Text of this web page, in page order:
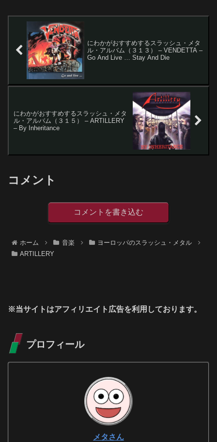
にわかがおすすめするスラッシュ・メタ
ル・アルバム（３１３） – VENDETTA –
Go And Live … Stay And Die
にわかがおすすめするスラッシュ・メタ
ル・アルバム（３１５） – ARTILLERY
– By Inheritance
コメント
コメントを書き込む
ホーム 音楽
ヨーロッパのスラッシュ・メタル
ARTILLERY
※当サイトはアフィリエイト広告を利用しております。
プロフィール
メタさん